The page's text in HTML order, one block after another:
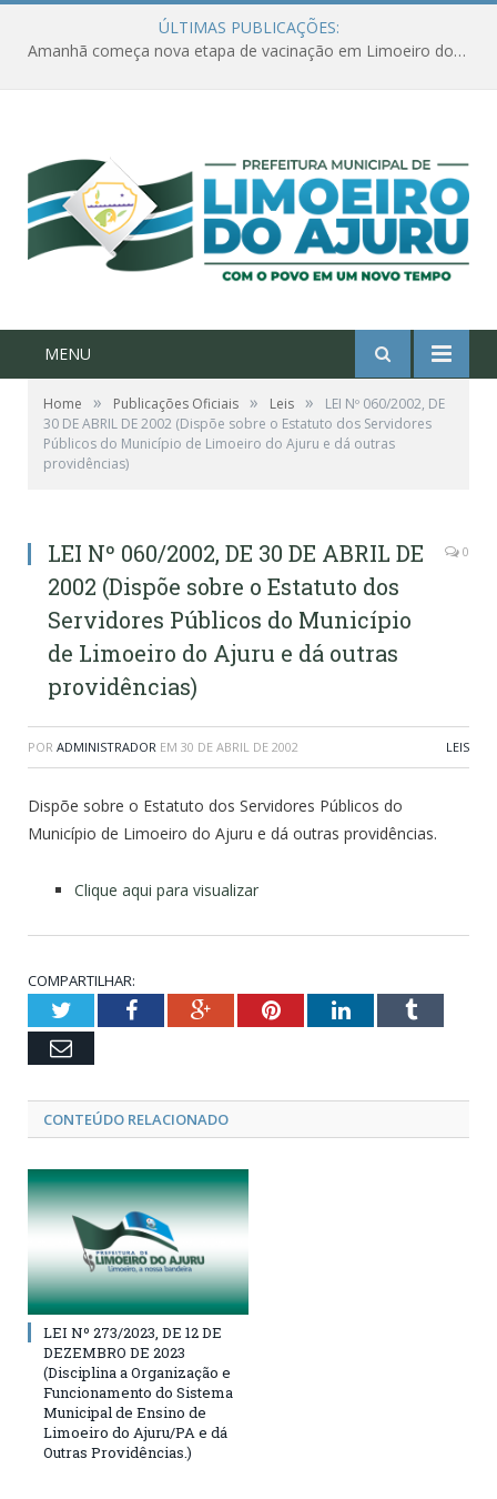
ÚLTIMAS PUBLICAÇÕES:
Amanhã começa nova etapa de vacinação em Limoeiro do Ajuru para idosos com 65 ou mais
MENU
Home » Publicações Oficiais » Leis »
LEI Nº 060/2002, DE
30 DE ABRIL DE 2002 (Dispõe sobre o Estatuto dos Servidores
Públicos do Município de Limoeiro do Ajuru e dá outras
providências)
LEI Nº 060/2002, DE 30 DE ABRIL DE
2002 (Dispõe sobre o Estatuto dos
Servidores Públicos do Município
de Limoeiro do Ajuru e dá outras
providências)
0
POR ADMINISTRADOR EM 30 DE ABRIL DE 2002 LEIS
Dispõe sobre o Estatuto dos Servidores Públicos do
Município de Limoeiro do Ajuru e dá outras providências.
Clique aqui para visualizar
COMPARTILHAR:
TwitterFacebookGoogle+PinterestLinkedInTumblr
Email
CONTEÚDO RELACIONADO
LEI Nº 273/2023, DE 12 DE
DEZEMBRO DE 2023
(Disciplina a Organização e
Funcionamento do Sistema
Municipal de Ensino de
Limoeiro do Ajuru/PA e dá
Outras Providências.)